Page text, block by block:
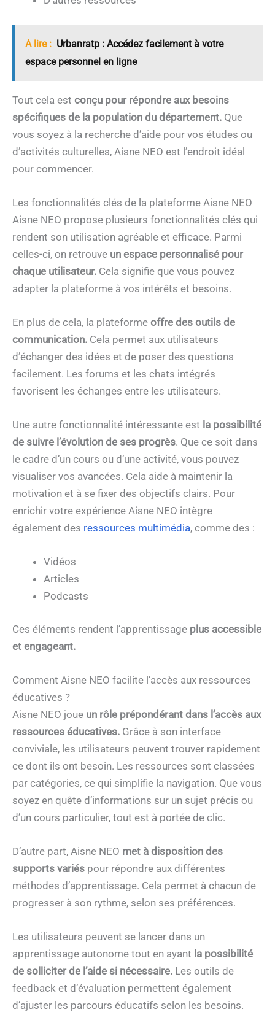
A lire : Urbanratp : Accédez facilement à votre
espace personnel en ligne
Tout cela est conçu pour répondre aux besoins
spécifiques de la population du département. Que
vous soyez à la recherche d’aide pour vos études ou
d’activités culturelles, Aisne NEO est l’endroit idéal
pour commencer.
Les fonctionnalités clés de la plateforme Aisne NEO
Aisne NEO propose plusieurs fonctionnalités clés qui
rendent son utilisation agréable et efficace. Parmi
celles-ci, on retrouve un espace personnalisé pour
chaque utilisateur. Cela signifie que vous pouvez
adapter la plateforme à vos intérêts et besoins.
En plus de cela, la plateforme offre des outils de
communication. Cela permet aux utilisateurs
d’échanger des idées et de poser des questions
facilement. Les forums et les chats intégrés
favorisent les échanges entre les utilisateurs.
Une autre fonctionnalité intéressante est la possibilité
de suivre l’évolution de ses progrès. Que ce soit dans
le cadre d’un cours ou d’une activité, vous pouvez
visualiser vos avancées. Cela aide à maintenir la
motivation et à se fixer des objectifs clairs. Pour
enrichir votre expérience Aisne NEO intègre
également des ressources multimédia, comme des :
Vidéos
Articles
Podcasts
Ces éléments rendent l’apprentissage plus accessible
et engageant.
Comment Aisne NEO facilite l’accès aux ressources
éducatives ?
Aisne NEO joue un rôle prépondérant dans l’accès aux
ressources éducatives. Grâce à son interface
conviviale, les utilisateurs peuvent trouver rapidement
ce dont ils ont besoin. Les ressources sont classées
par catégories, ce qui simplifie la navigation. Que vous
soyez en quête d’informations sur un sujet précis ou
d’un cours particulier, tout est à portée de clic.
D’autre part, Aisne NEO met à disposition des
supports variés pour répondre aux différentes
méthodes d’apprentissage. Cela permet à chacun de
progresser à son rythme, selon ses préférences.
Les utilisateurs peuvent se lancer dans un
apprentissage autonome tout en ayant la possibilité
de solliciter de l’aide si nécessaire. Les outils de
feedback et d’évaluation permettent également
d’ajuster les parcours éducatifs selon les besoins.